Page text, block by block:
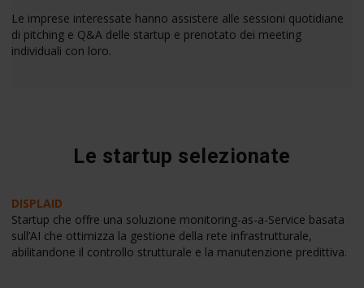
Le imprese interessate hanno assistere alle sessioni quotidiane
di pitching e Q&A delle startup e prenotato dei meeting
individuali con loro.
Le startup selezionate
DISPLAID
Startup che offre una soluzione monitoring-as-a-Service basata
sull’AI che ottimizza la gestione della rete infrastrutturale,
abilitandone il controllo strutturale e la manutenzione predittiva.